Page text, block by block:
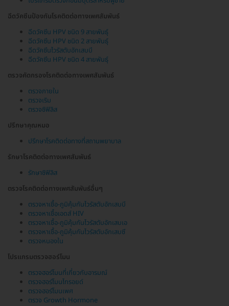
ฉีดวัคซีนป้องกันโรคติดต่อทางเพศสัมพันธ์
ฉีดวัคซีน HPV ชนิด 9 สายพันธุ์
ฉีดวัคซีน HPV ชนิด 2 สายพันธุ์
ฉีดวัคซีนไวรัสตับอักเสบบี
ฉีดวัคซีน HPV ชนิด 4 สายพันธุ์
ตรวจคัดกรองโรคติดต่อทางเพศสัมพันธ์
ตรวจภายใน
ตรวจเริม
ตรวจซิฟิลิส
ปรึกษาคุณหมอ
ปรึกษาโรคติดต่อทางที่สถานพยาบาล
รักษาโรคติดต่อทางเพศสัมพันธ์
รักษาซิฟิลิส
ตรวจโรคติดต่อทางเพศสัมพันธ์อื่นๆ
ตรวจหาเชื้อ-ภูมิคุ้มกันไวรัสตับอักเสบบี
ตรวจหาเชื้อเอดส์ HIV
ตรวจหาเชื้อ-ภูมิคุ้มกันไวรัสตับอักเสบเอ
ตรวจหาเชื้อ-ภูมิคุ้มกันไวรัสตับอักเสบซี
ตรวจหนองใน
โปรแกรมตรวจฮอร์โมน
ตรวจฮอร์โมนที่เกี่ยวกับอารมณ์
ตรวจฮอร์โมนไทรอยด์
ตรวจฮอร์โมนเพศ
ตรวจ Growth Hormone